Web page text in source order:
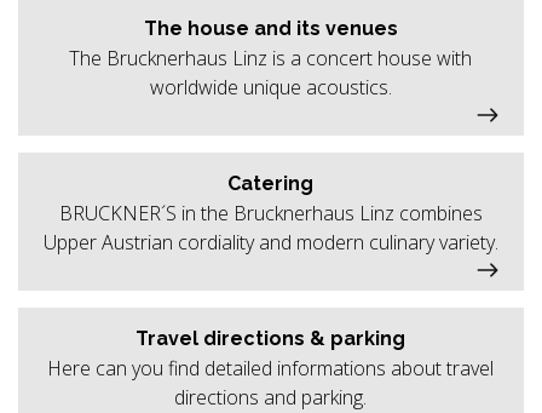
The house and its venues
The Brucknerhaus Linz is a concert house with
worldwide unique acoustics.
Catering
BRUCKNER´S in the Brucknerhaus Linz combines
Upper Austrian cordiality and modern culinary variety.
Travel directions & parking
Here can you find detailed informations about travel
directions and parking.